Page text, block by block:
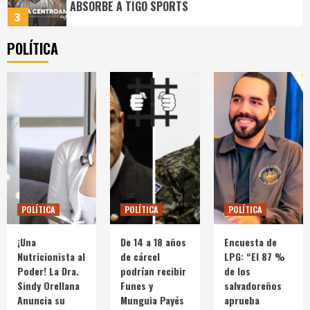
3
ABSORBE A TIGO SPORTS
¡OFICIAL! El VAR llega a El Salvador
5
INTERNACIONALES
Revelaron cuánto dinero dejó el papa Francisco
de herencia
1
DEPORTES
¡Oficial! Esta es la joya que la FIFA acaba de
coronar como el Mejor Gol del Mundial 2026
INTERNACIONALES
Ordenan arresto de agente de ICE tras
POLÍTICA
POLÍTICA
¡Una
Nutricionista al
Poder! La Dra.
Sindy Orellana
Anuncia su
POLÍTICA
De 14 a 18 años
de cárcel
podrían recibir
Funes y
Munguia Payés
POLÍTICA
Encuesta de
LPG: “El 87 %
de los
salvadoreños
aprueba